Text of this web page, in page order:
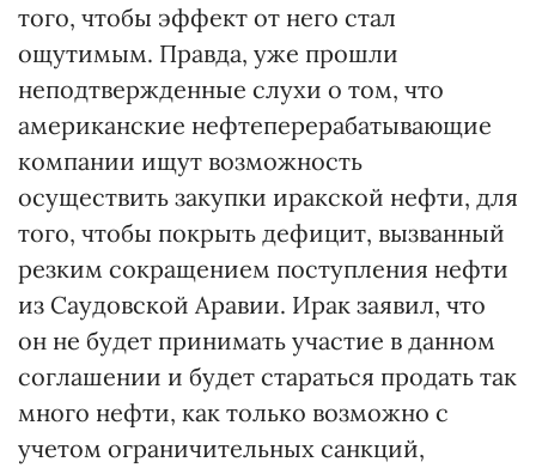
того, чтобы эффект от него стал
ощутимым. Правда, уже прошли
неподтвержденные слухи о том, что
американские нефтеперерабатывающие
компании ищут возможность
осуществить закупки иракской нефти, для
того, чтобы покрыть дефицит, вызванный
резким сокращением поступления нефти
из Саудовской Аравии. Ирак заявил, что
он не будет принимать участие в данном
соглашении и будет стараться продать так
много нефти, как только возможно с
учетом ограничительных санкций,